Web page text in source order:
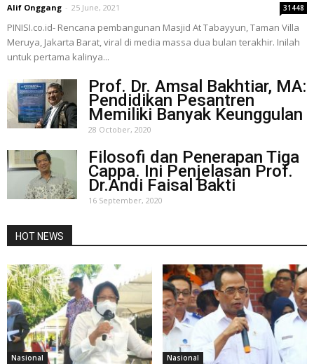
Alif Onggang - 25 June, 2021 31448
PINISI.co.id- Rencana pembangunan Masjid At Tabayyun, Taman Villa
Meruya, Jakarta Barat, viral di media massa dua bulan terakhir. Inilah
untuk pertama kalinya...
Prof. Dr. Amsal Bakhtiar, MA:
Pendidikan Pesantren
Memiliki Banyak Keunggulan
28 October, 2020
Filosofi dan Penerapan Tiga
Cappa. Ini Penjelasan Prof.
Dr.Andi Faisal Bakti
16 September, 2020
HOT NEWS
Nasional Nasional